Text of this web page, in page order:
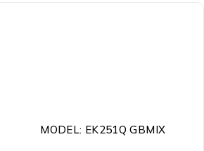
MODEL: EK251Q GBMIX